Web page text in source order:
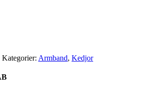
Kategorier: Armband, Kedjor